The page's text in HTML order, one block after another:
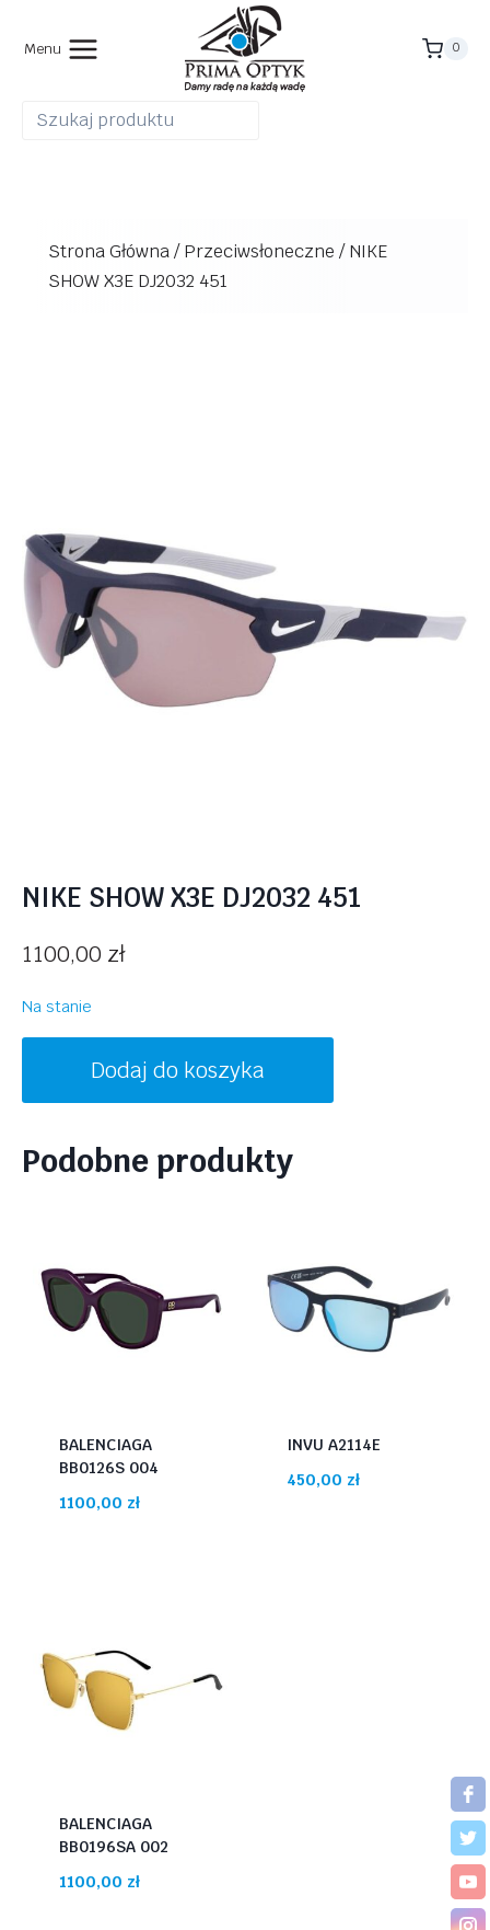
Menu 0
Strona Główna/Przeciwsłoneczne /NIKE
SHOW X3E DJ2032 451
NIKE SHOW X3E DJ2032 451
1100,00 zł
Na stanie
SHOW
DJ2032
Dodaj do koszyka
Podobne produkty
BALENCIAGA
BB0126S 004
1100,00 zł
INVU A2114E
450,00 zł
BALENCIAGA
BB0196SA 002
1100,00 zł